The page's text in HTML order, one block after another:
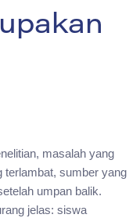
masalah yang
terlambat, sumber yang
umpan balik.
jelas: siswa